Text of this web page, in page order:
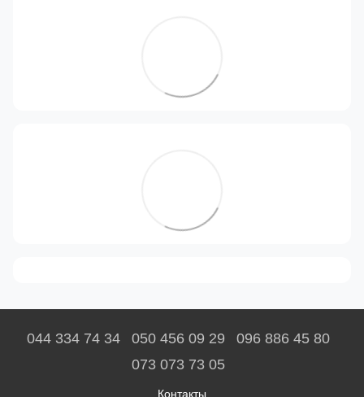
044 334 74 34 050 456 09 29
096 886 45 80
073 073 73 05
Контакты